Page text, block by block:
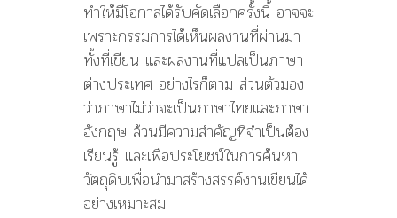
ทำให้มีโอกาสได้รับคัดเลือกครั้งนี้ อาจจะ
เพราะกรรมการได้เห็นผลงานที่ผ่านมา
ทั้งที่เขียน และผลงานที่แปลเป็นภาษา
ต่างประเทศ อย่างไรก็ตาม ส่วนตัวมอง
ว่าภาษาไม่ว่าจะเป็นภาษาไทยและภาษา
อังกฤษ ล้วนมีความสำคัญที่จำเป็นต้อง
เรียนรู้ และเพื่อประโยชน์ในการค้นหา
วัตถุดิบเพื่อนำมาสร้างสรรค์งานเขียนได้
อย่างเหมาะสม